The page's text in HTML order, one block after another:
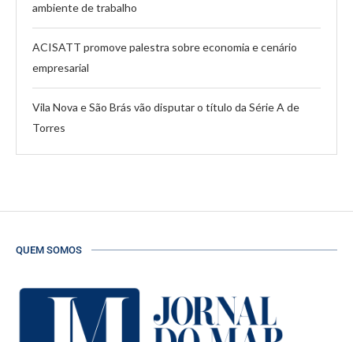
ambiente de trabalho
ACISATT promove palestra sobre economia e cenário
empresarial
Vila Nova e São Brás vão disputar o título da Série A de
Torres
QUEM SOMOS